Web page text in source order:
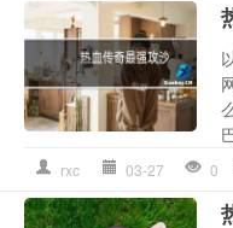
rxc 03-27 0